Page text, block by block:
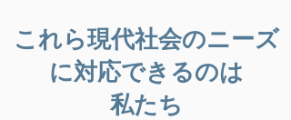
これら現代社会のニーズ
に対応できるのは​
私たち